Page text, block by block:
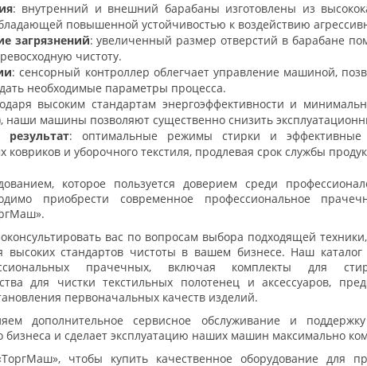
: внутренний и внешний барабаны изготовлены из
повышенной устойчивостью к воздействию
загрязнений: увеличенный размер отверстий в барабане
чистоту.
: сенсорный контроллер облегчает управление машиной,
необходимые параметры процесса.
высоким стандартам энергоэффективности и
наши машины позволяют существенно снизить
результат: оптимальные режимы стирки и эффективные
ковриков и уборочного текстиля, продлевая срок службы
которое пользуется доверием среди
приобрести современное профессиональное
вас по вопросам выбора подходящей
стандартов чистоты в вашем бизнесе. Наш каталог
прачечных, включая комплекты для
для чистки текстильных полотенец и аксессуаров,
первоначальных качеств изделий.
дополнительное сервисное обслуживание и
бизнеса и сделает эксплуатацию наших машин максимально
чтобы купить качественное оборудование для